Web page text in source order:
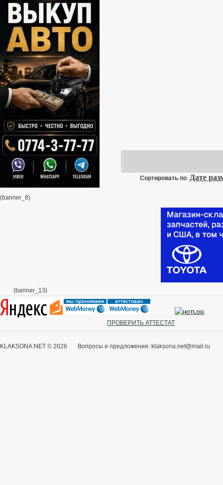
(banner_8)
Сортировать по Дате
(banner_13)
ПРОВЕРИТЬ АТТЕСТАТ
KLAKSONA.NET © 2026 Вопросы и предложения: klaksona.net@mail.ru